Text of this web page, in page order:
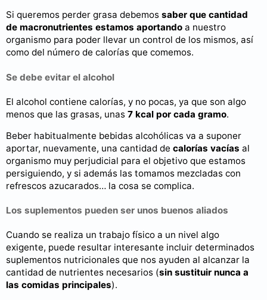
Si queremos perder grasa debemos saber que cantidad
de macronutrientes estamos aportando a nuestro
organismo para poder llevar un control de los mismos, así
como del número de calorías que comemos.
Se debe evitar el alcohol
El alcohol contiene calorías, y no pocas, ya que son algo
menos que las grasas, unas 7 kcal por cada gramo.
Beber habitualmente bebidas alcohólicas va a suponer
aportar, nuevamente, una cantidad de calorías vacías al
organismo muy perjudicial para el objetivo que estamos
persiguiendo, y si además las tomamos mezcladas con
refrescos azucarados… la cosa se complica.
Los suplementos pueden ser unos buenos aliados
Cuando se realiza un trabajo físico a un nivel algo
exigente, puede resultar interesante incluir determinados
suplementos nutricionales que nos ayuden al alcanzar la
cantidad de nutrientes necesarios (sin sustituir nunca a
las comidas principales).